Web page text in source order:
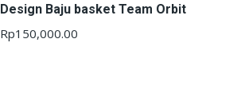
Design Baju basket Team Orbit
Rp150,000.00